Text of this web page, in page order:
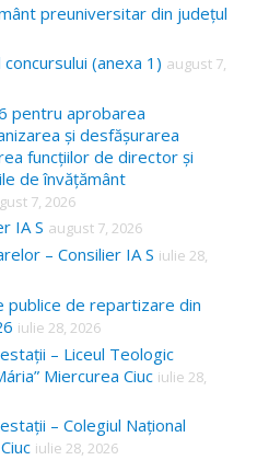
preuniversitar din județul
(anexa 1) august 7,
pentru aprobarea
și desfășurarea
funcțiilor de director și
de învățământ
7, 2026
IA S august 7, 2026
– Consilier IA S iulie 28,
publice de repartizare din
iulie 28, 2026
– Liceul Teologic
Miercurea Ciuc iulie 28,
– Colegiul Național
iulie 28, 2026